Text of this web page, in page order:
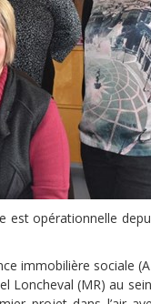
est opérationnelle
immobilière sociale
(MR) au